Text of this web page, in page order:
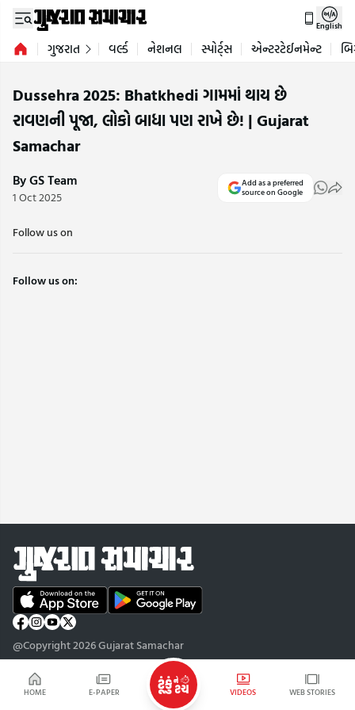
HOME E-PAPER VIDEOS WEB STORIES
English
ગુજરાત વર્લ્ડ નેશનલ સ્પોર્ટ્સ એન્ટરટેઈનમેન્ટ
Dussehra 2025: Bhatkhedi ગામમાં થાય છે
રાવણની પૂજા, લોકો બાધા પણ રાખે છે! | Gujarat
Samachar
By GS Team
1 Oct 2025
Add as a preferred
source on Google
Follow us on
Follow us on:
@Copyright 2026 Gujarat Samachar